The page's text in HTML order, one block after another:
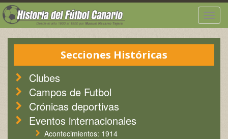
Secciones Históricas
Clubes
Campos de Futbol
Crónicas deportivas
Eventos internacionales
Acontecimientos: 1914